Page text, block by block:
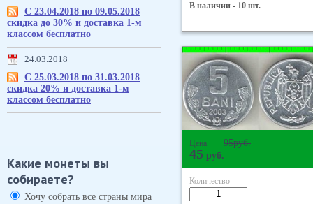
С 23.04.2018 по 09.05.2018
скидка до 30% и доставка 1-м
классом бесплатно
24.03.2018
С 25.03.2018 по 31.03.2018
скидка 20% и доставка 1-м
классом бесплатно
Какие монеты вы
собираете?
Хочу собрать все страны мира
В наличии - 10 шт.
Цена 95руб.
45 руб.
Количество